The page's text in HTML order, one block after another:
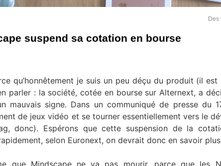
Des
suspend sa cotation en bourse
qu’honnêtement je suis un peu déçu du produit (il
parler : la société, cotée en bourse sur Alternext, a
mauvais signe. Dans un communiqué de presse du
de jeux vidéo et se tourner essentiellement vers le
donc). Espérons que cette suspension de la
selon Euronext, on devrait donc en savoir
que Mindscape ne va pas mourir, parce que les